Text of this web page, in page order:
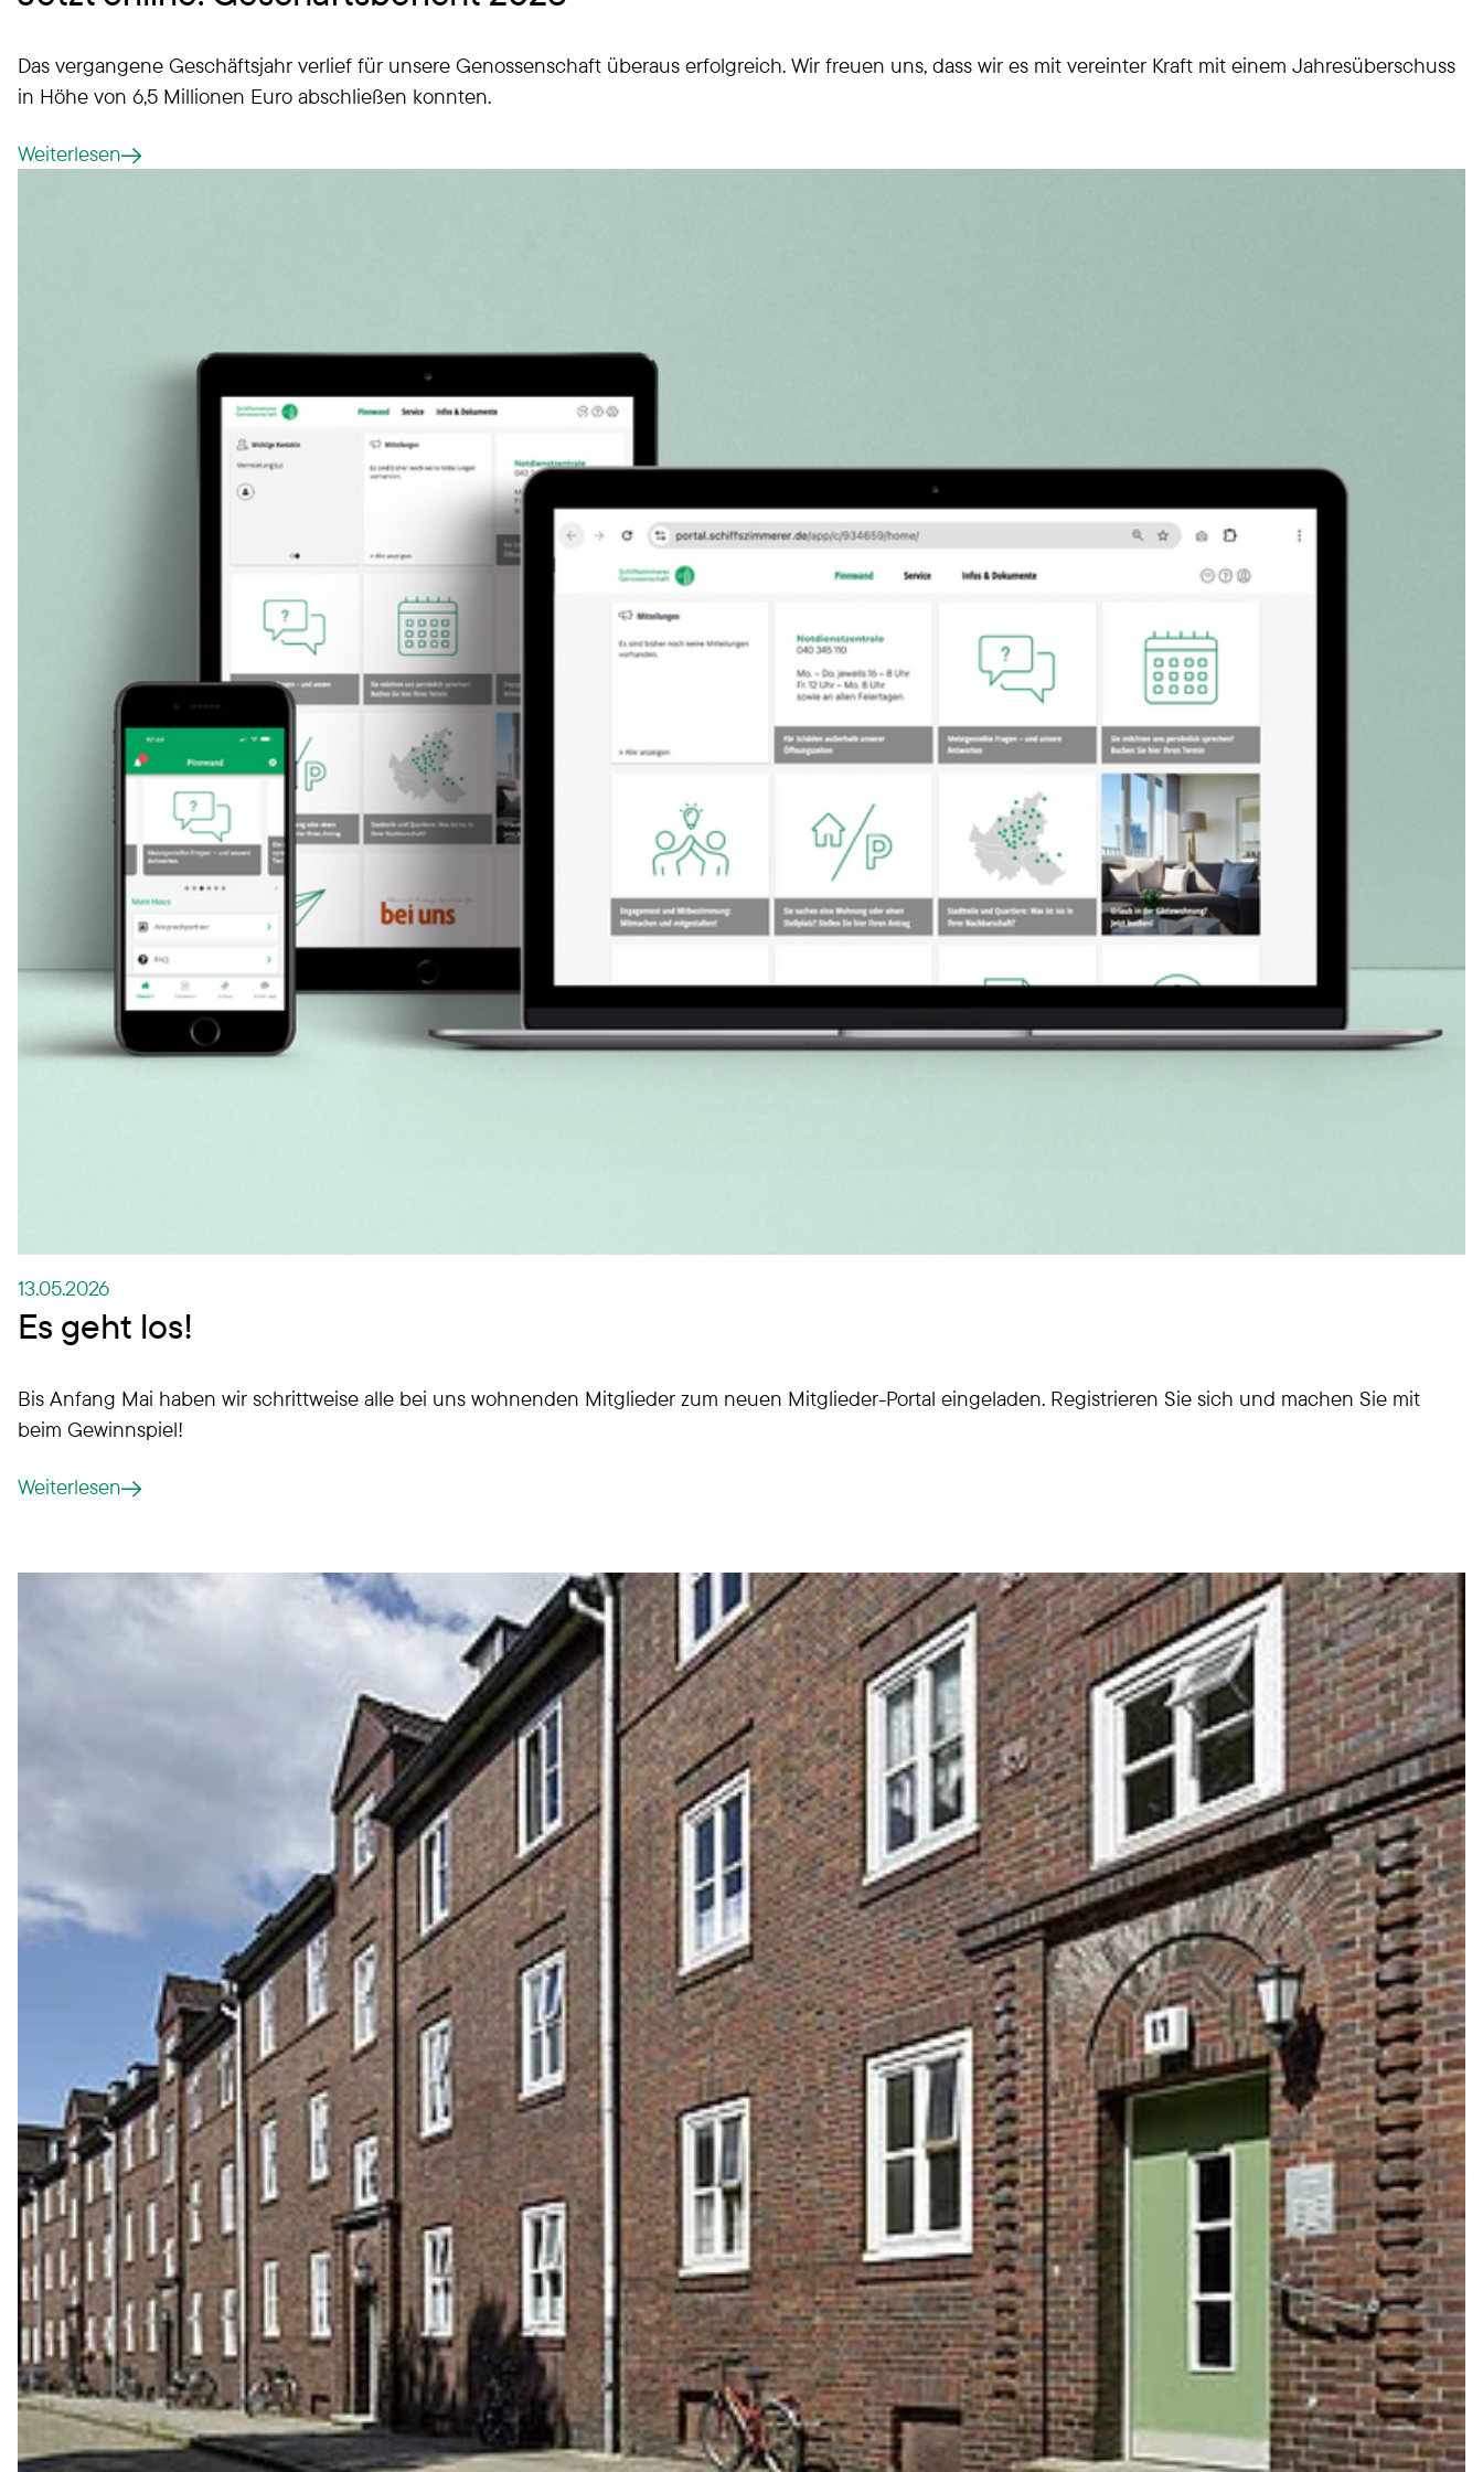
Das vergangene Geschäftsjahr verlief für unsere Genossenschaft überaus erfolgreich. Wir freuen uns, dass wir es mit vereinter Kraft mit einem Jahresüberschuss
in Höhe von 6,5 Millionen Euro abschließen konnten.
Weiterlesen
13.05.2026
Es geht los!
Bis Anfang Mai haben wir schrittweise alle bei uns wohnenden Mitglieder zum neuen Mitglieder-Portal eingeladen. Registrieren Sie sich und machen Sie mit
beim Gewinnspiel!
Weiterlesen